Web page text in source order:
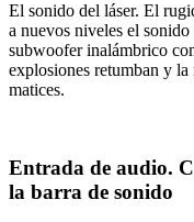
El sonido del láser. El
a nuevos niveles el
subwoofer inalámbrico
explosiones retumban y
matices.
Entrada de audio.
la barra de sonido